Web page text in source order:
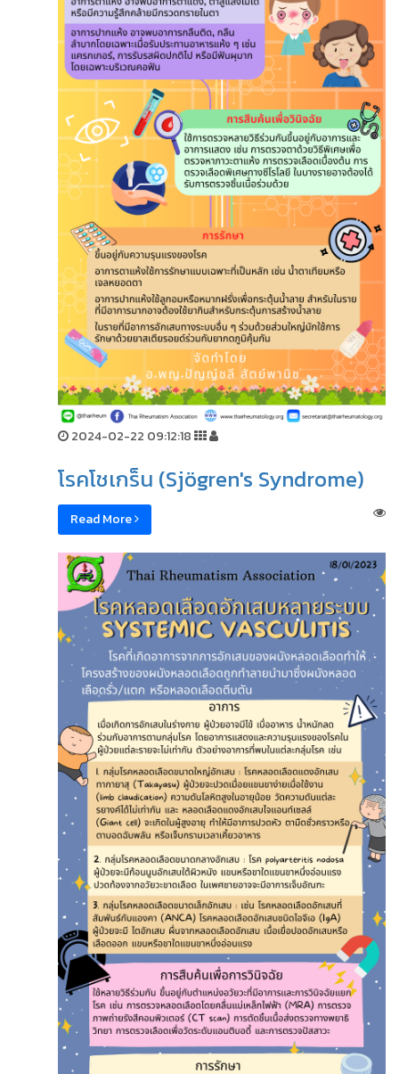
2024-02-22 09:12:18
โรคโชเกร็น (Sjögren's Syndrome)
Read More